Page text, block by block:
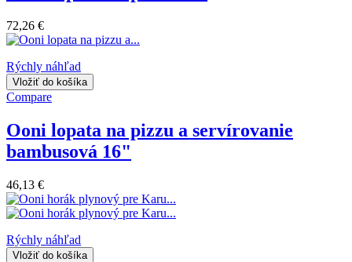
72,26 €
Rýchly náhľad
Vložiť do košíka
Compare
Ooni lopata na pizzu a servírovanie
bambusová 16"
46,13 €
Rýchly náhľad
Vložiť do košíka